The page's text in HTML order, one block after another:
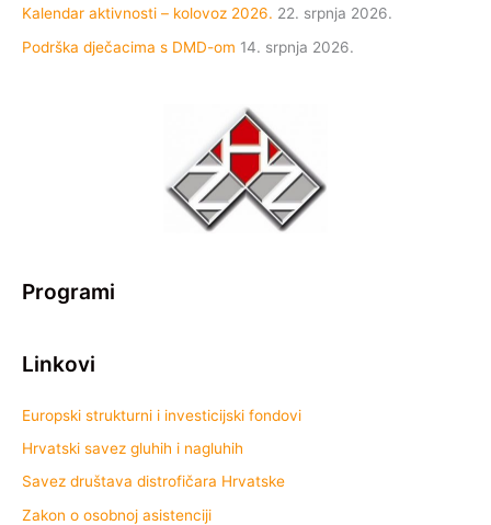
Kalendar aktivnosti – kolovoz 2026. 22. srpnja 2026.
Podrška dječacima s DMD-om 14. srpnja 2026.
Programi
Linkovi
Europski strukturni i investicijski fondovi
Hrvatski savez gluhih i nagluhih
Savez društava distrofičara Hrvatske
Zakon o osobnoj asistenciji